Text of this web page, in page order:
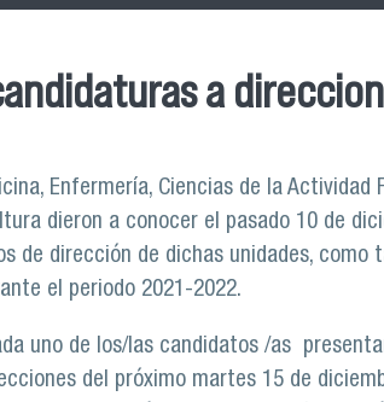
a
Enfermería, Ciencias de la Actividad
dieron a conocer el pasado 10 de
de dirección de dichas unidades, como
el periodo 2021-2022.
uno de los/las candidatos /as
del próximo martes 15 de